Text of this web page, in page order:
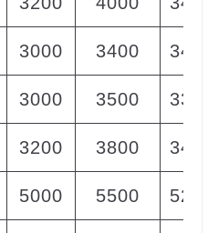
3000 3400
3000 3500
3200 3800
5000 5500